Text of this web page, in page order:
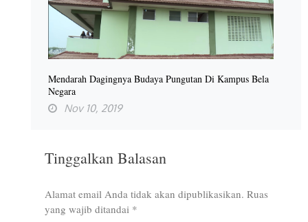
Mendarah Dagingnya Budaya Pungutan Di Kampus Bela
Negara
Nov 10, 2019
Tinggalkan Balasan
Alamat email Anda tidak akan dipublikasikan. Ruas
yang wajib ditandai *